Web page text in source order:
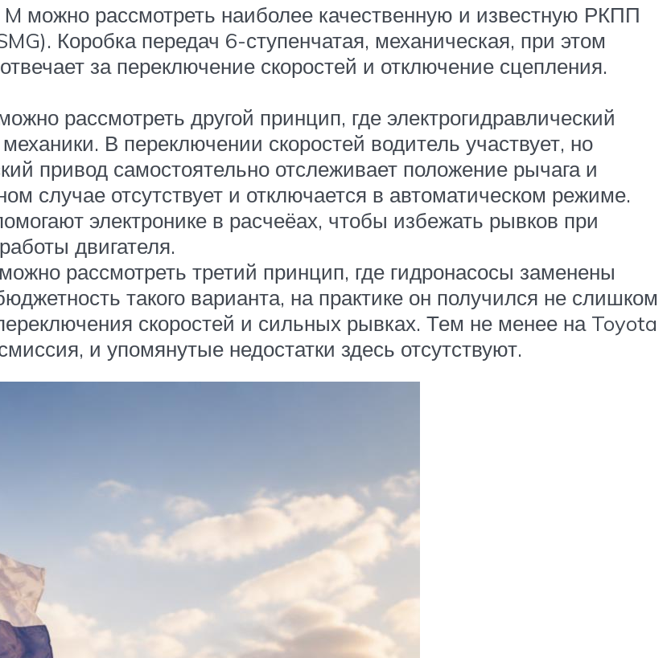
можно рассмотреть наиболее качественную и известную РКПП
Коробка передач 6-ступенчатая, механическая, при этом
за переключение скоростей и отключение сцепления.
рассмотреть другой принцип, где электрогидравлический
В переключении скоростей водитель участвует, но
привод самостоятельно отслеживает положение рычага и
случае отсутствует и отключается в автоматическом режиме.
электронике в расчеёах, чтобы избежать рывков при
двигателя.
рассмотреть третий принцип, где гидронасосы заменены
такого варианта, на практике он получился не слишком
скоростей и сильных рывках. Тем не менее на Toyota
и упомянутые недостатки здесь отсутствуют.